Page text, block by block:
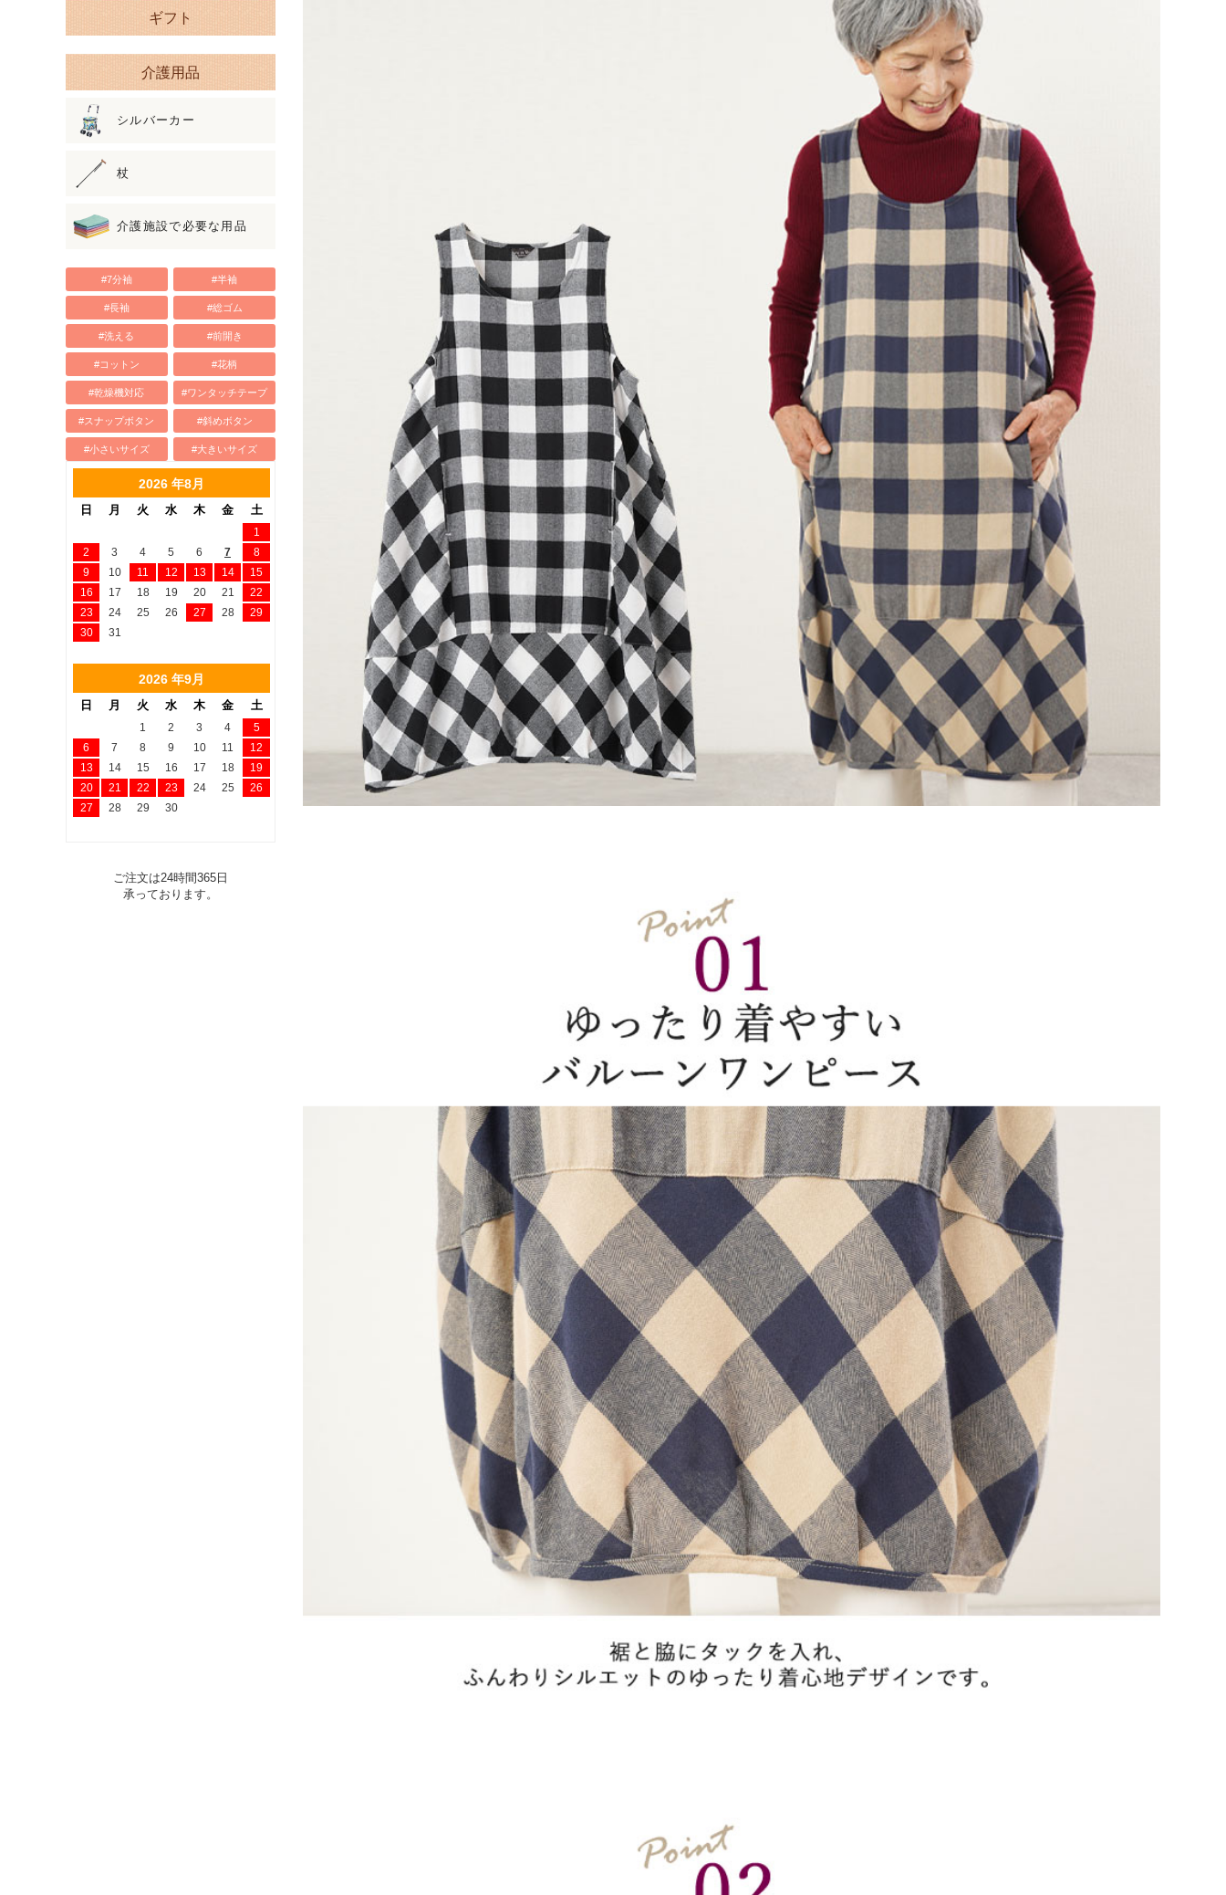
ギフト
介護用品
シルバーカー
杖
介護施設で必要な用品
#7分袖 #半袖
#長袖 #総ゴム
#洗える #前開き
#コットン #花柄
#乾燥機対応 #ワンタッチテープ
#スナップボタン #斜めボタン
#小さいサイズ #大きいサイズ
2026 年8月
日 月 火 水 木 金 土
1
2
3 4 5 6 7
8
9
10 11 12 13 14
15
16
17 18 19 20 21
22
23
24 25 26 27 28
29
30
31
2026 年9月
日 月 火 水 木 金 土
1 2 3 4
5
6
7 8 9 10 11
12
13
14 15 16 17 18
19
20
21 22 23 24 25
26
27
28 29 30
ご注文は24時間365日
承っております。